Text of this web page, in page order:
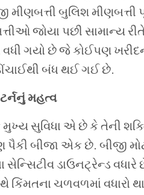
મીણબત્તી બુલિશમીણબત્તી
જોયા પછી સામાન્ય
વધી ગયો છેજેકોઈપણ
બંધ થઈગઈ છે.
મહત્વ
મુખ્ય સુવિધા એ છેકેતેની
પૈકી બીજા એક છે. બીજી
સેન્સિટીવ ડાઉનટ્રેન્ડવધારે
કિંમતના ચળવળમાં વધારો